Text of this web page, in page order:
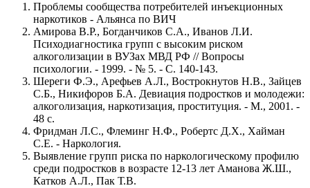
Проблемы сообщества потребителей инъекционных
наркотиков - Альянса по ВИЧ
Амирова В.Р., Богданчиков С.А., Иванов Л.И.
Психодиагностика групп с высоким риском
алкоголизации в ВУЗах МВД РФ // Вопросы
психологии. - 1999. - № 5. - С. 140-143.
Шереги Ф.Э., Арефьев А.Л., Вострокнутов Н.В., Зайцев
С.Б., Никифоров Б.А. Девиация подростков и молодежи:
алкоголизация, наркотизация, проституция. - М., 2001. -
48 с.
Фридман Л.С., Флеминг Н.Ф., Робертс Д.Х., Хайман
С.Е. - Наркология.
Выявление групп риска по наркологическому профилю
среди подростков в возрасте 12-13 лет Аманова Ж.Ш.,
Катков А.Л., Пак Т.В.